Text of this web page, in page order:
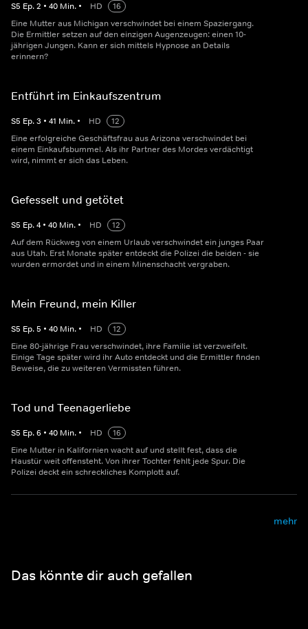
S5 Ep.2 • 40 Min. • HD
16
Eine Mutter aus Michigan verschwindet bei einem Spaziergang.
Die Ermittler setzen auf den einzigen Augenzeugen: einen 10-
jährigen Jungen. Kann er sich mittels Hypnose an Details
erinnern?
Entführt im Einkaufszentrum
S5 Ep.3 • 41 Min. • HD
12
Eine erfolgreiche Geschäftsfrau aus Arizona verschwindet bei
einem Einkaufsbummel. Als ihr Partner des Mordes verdächtigt
wird, nimmt er sich das Leben.
Gefesselt und getötet
S5 Ep.4 • 40 Min. • HD
12
Auf dem Rückweg von einem Urlaub verschwindet ein junges Paar
aus Utah. Erst Monate später entdeckt die Polizei die beiden - sie
wurden ermordet und in einem Minenschacht vergraben.
Mein Freund, mein Killer
S5 Ep.5 • 40 Min. • HD
12
Eine 80-jährige Frau verschwindet, ihre Familie ist verzweifelt.
Einige Tage später wird ihr Auto entdeckt und die Ermittler finden
Beweise, die zu weiteren Vermissten führen.
Tod und Teenagerliebe
S5 Ep.6 • 40 Min. • HD
16
Eine Mutter in Kalifornien wacht auf und stellt fest, dass die
Haustür weit offensteht. Von ihrer Tochter fehlt jede Spur. Die
Polizei deckt ein schreckliches Komplott auf.
mehr
Das könnte dir auch gefallen